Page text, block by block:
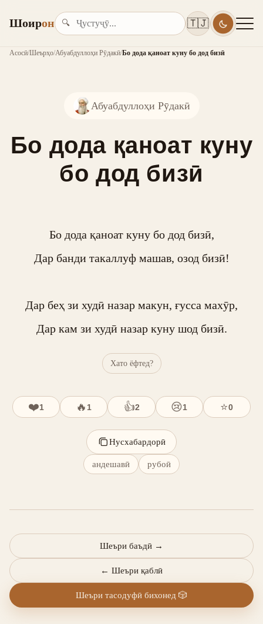
Шоирон 🔍 🇹🇯
Асосӣ/Шеърҳо/Абуабдуллоҳи Рӯдакӣ/Бо дода қаноат куну бо дод бизӣ
Абуабдуллоҳи Рӯдакӣ
Бо дода қаноат куну
бо дод бизӣ
Бо дода қаноат куну бо дод бизӣ,
Дар банди такаллуф машав, озод бизӣ!
Дар беҳ зи худӣ назар макун, ғусса махӯр,
Дар кам зи худӣ назар куну шод бизӣ.
Хато ёфтед?
❤️1 🔥 1 👍2 😢1 ⭐0
Нусхабардорӣ
андешавӣ рубоӣ
← Шеъри қаблӣ
Шеъри баъдӣ →
Шеъри тасодуфӣ бихонед 🎲